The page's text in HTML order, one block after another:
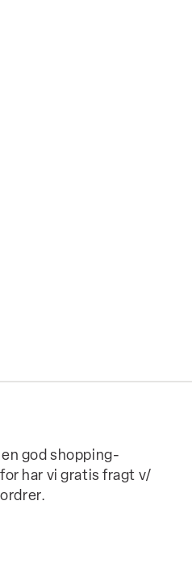
god shopping-
har vi gratis fragt v/